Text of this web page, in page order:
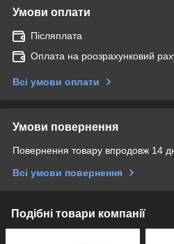
Умови оплати
Післяплата
Оплата на роозрахунковий
Всі умови оплати
Умови повернення
Повернення товару впродовж 14
Всі умови повернення
Подібні товари компанії